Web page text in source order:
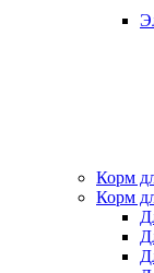
Корм
Корм